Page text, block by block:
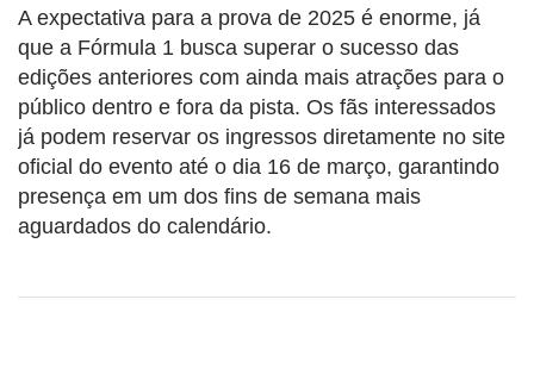
A expectativa para a prova de 2025 é enorme, já
que a Fórmula 1 busca superar o sucesso das
edições anteriores com ainda mais atrações para o
público dentro e fora da pista. Os fãs interessados
já podem reservar os ingressos diretamente no site
oficial do evento até o dia 16 de março, garantindo
presença em um dos fins de semana mais
aguardados do calendário.